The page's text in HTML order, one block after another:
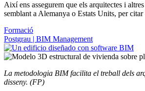
Així ens assegurem que els arquitectes i
semblant a Alemanya o Estats Units, per
Formació
Postgrau | BIM Management
La metodologia BIM facilita el treball dels
disseny. (FP)